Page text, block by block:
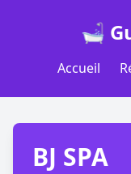
🛁
Accueil
BJ SPA